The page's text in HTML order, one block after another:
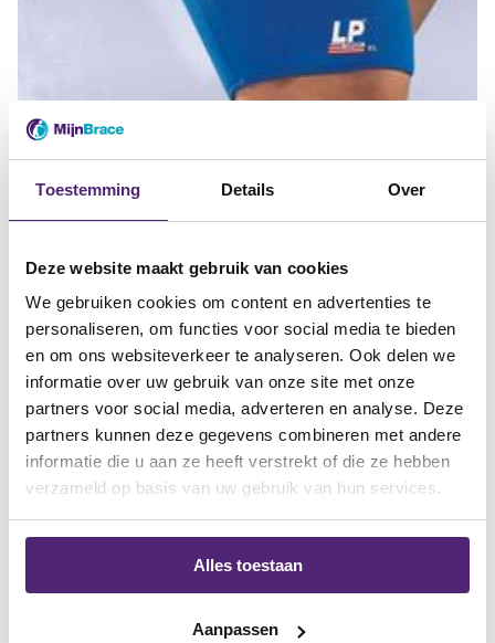
Toestemming Details Over
Deze website maakt gebruik van cookies
We gebruiken cookies om content en advertenties te
personaliseren, om functies voor social media te bieden
en om ons websiteverkeer te analyseren. Ook delen we
informatie over uw gebruik van onze site met onze
partners voor social media, adverteren en analyse. Deze
partners kunnen deze gegevens combineren met andere
informatie die u aan ze heeft verstrekt of die ze hebben
verzameld op basis van uw gebruik van hun services.
Alles toestaan
Aanpassen
druk en ondersteuning aan de quadriceps en hamstring.
Hierdoor verminderen klachten bij een blessure aan het
bovenbeen. De brace is gemaakt van neopreen en hierdoor
geschikt voor gebruik in het water.
Waar gebruik ik een dijbeenbrace
voor?
Bij de volgende klachten en blessures kan je goed een